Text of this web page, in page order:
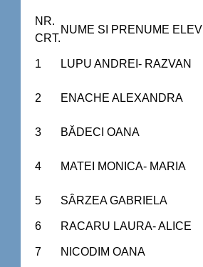
NR.
CRT.
NUME SI PRENUME ELEV
1 LUPU ANDREI- RAZVAN
2 ENACHE ALEXANDRA
3 BĂDECI OANA
4 MATEI MONICA- MARIA
5 SÂRZEA GABRIELA
6
RACARU LAURA- ALICE
7 NICODIM OANA